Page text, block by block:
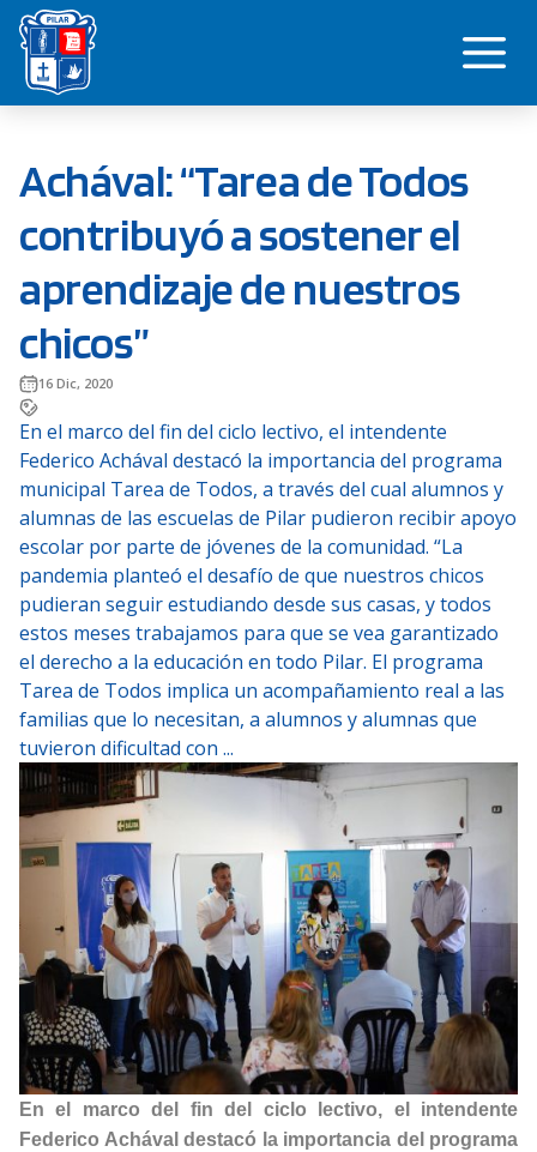
Saltar
contenido
Achával: “Tarea de Todos
contribuyó a sostener el
aprendizaje de nuestros
chicos”
16 Dic, 2020
En el marco del fin del ciclo lectivo, el intendente
Federico Achával destacó la importancia del programa
municipal Tarea de Todos, a través del cual alumnos y
alumnas de las escuelas de Pilar pudieron recibir apoyo
escolar por parte de jóvenes de la comunidad. “La
pandemia planteó el desafío de que nuestros chicos
pudieran seguir estudiando desde sus casas, y todos
estos meses trabajamos para que se vea garantizado
el derecho a la educación en todo Pilar. El programa
Tarea de Todos implica un acompañamiento real a las
familias que lo necesitan, a alumnos y alumnas que
tuvieron dificultad con ...
En el marco del fin del ciclo lectivo, el intendente
Federico Achával destacó la importancia del programa